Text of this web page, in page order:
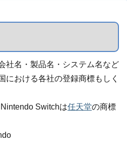
社名・製品名・システム名など
における各社の登録商標もしく
Switchは任天堂の商標